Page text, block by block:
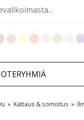
Kattaus & somistus